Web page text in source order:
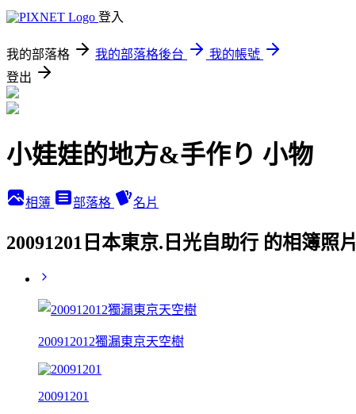
登入
我的部落格 我的部落格後台
我的帳號
登出
小娃娃的地方&手作り 小物
相簿 部落格 名片
20091201日本東京.日光自助行 的相簿照片
200912012獨漏東京天空樹
20091201